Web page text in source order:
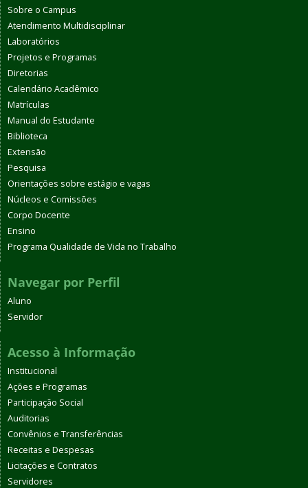
Sobre o Campus
Atendimento Multidisciplinar
Laboratórios
Projetos e Programas
Diretorias
Calendário Acadêmico
Matrículas
Manual do Estudante
Biblioteca
Extensão
Pesquisa
Orientações sobre estágio e vagas
Núcleos e Comissões
Corpo Docente
Ensino
Programa Qualidade de Vida no Trabalho
Navegar por Perfil
Aluno
Servidor
Acesso à Informação
Institucional
Ações e Programas
Participação Social
Auditorias
Convênios e Transferências
Receitas e Despesas
Licitações e Contratos
Servidores